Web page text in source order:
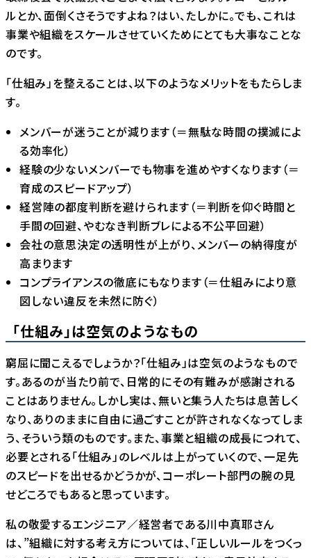
ルとか、面倒くさそうですよね？はい、たしかに。でも、これは
事業や組織をスケールさせていくためにとても大事なことな
のです。
「仕組み」を整えることは、以下のようなメリットをもたらしま
す。
メンバーが迷うことが減ります（＝無駄な時間の撲滅によ
る効率化）
経験の少ないメンバーでも物事を進めやすくなります（＝
育成のスピードアップ）
経営陣の都度判断を避けられます（＝判断を仰ぐ時間と
手間の回避、やむなき判断ブレによる不公平回避）
会社の意思決定の透明性が上がり、メンバーの納得度が
高まります
コンプライアンスの徹底にもなります（＝仕組みにより意
図しない違反を未然に防ぐ）
「仕組み」は空気のようなもの
窮屈に聞こえるでしょうか？「仕組み」は空気のようなもので
す。あるのが当たり前で、日常的にその有難みが感謝される
ことはありません。しかし実は、無いと集う人たちは息苦しく
なり、ありのままに自由に過ごすことが許されなくなってしま
う、そういう類のものです。また、事業と組織の成長につれて、
必要とされる「仕組み」のレベルは上がっていくので、一足先
のスピードを出せるかどうかが、コーポレート部門の腕の見
せどころでもあると思っています。
私の敬愛するエンジニア／経営者である川中真耶さん
は、”組織に対する考え方については、「正しいルールをつくっ